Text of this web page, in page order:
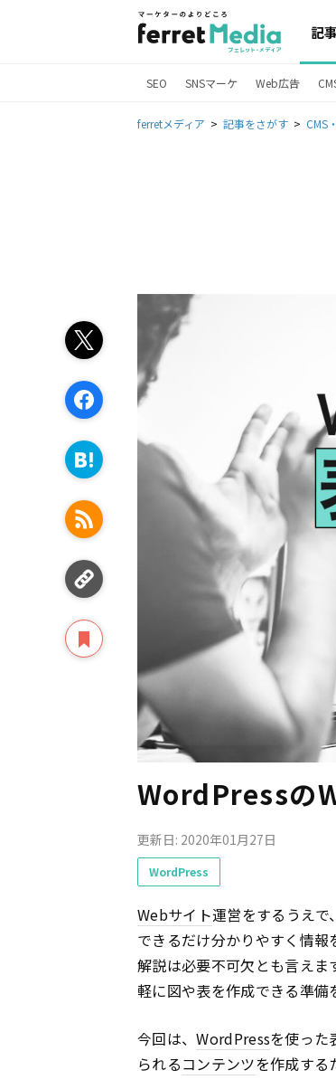
記事
SEO SNSマーケ Web広告
ferretメディア 記事をさがす CMS
WordPressの
更新日: 2020年01月27日
WordPress
Webサイト運営をするうえで
できるだけ分かりやすく情
解説は必要不可欠とも言えま
軽に図や表を作成できる準備
今回は、WordPressを使った
られるコンテンツを作成する